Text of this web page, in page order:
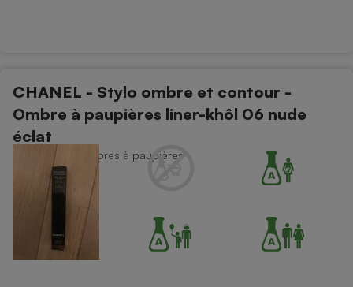
CHANEL - Stylo ombre et contour -
Ombre à paupières liner-khôl 06 nude
éclat
Maquillage - Ombres à paupières